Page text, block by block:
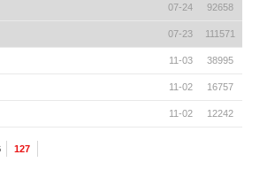
나의활동내역
나의 연회비
07-24 92658
07-23 111571
11-03 38995
11-02 16757
11-02 12242
127